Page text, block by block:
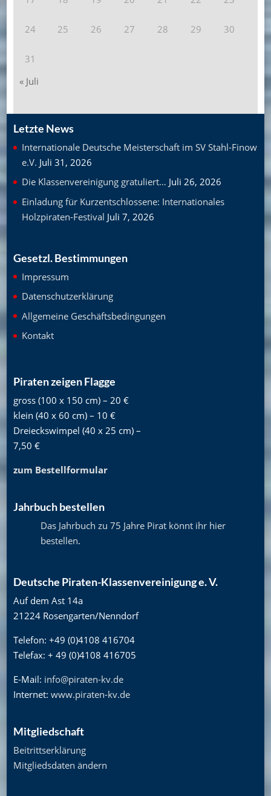
24 25 26 27 28 29 30
31
« Juli
Letzte News
Internationale Deutsche Meisterschaft im SV Stahl-Finow
e.V. Juli 31, 2026
Die Klassenvereinigung gratuliert… Juli 26, 2026
Einladung für Kurzentschlossene: Internationales
Holzpiraten-Festival Juli 7, 2026
Gesetzl. Bestimmungen
Impressum
Datenschutzerklärung
Allgemeine Geschäftsbedingungen
Kontakt
Piraten zeigen Flagge
gross (100 x 150 cm) – 20 €
klein (40 x 60 cm) – 10 €
Dreieckswimpel (40 x 25 cm) –
7,50 €
zum Bestellformular
Jahrbuch bestellen
Das Jahrbuch zu 75 Jahre Pirat könnt ihr hier
bestellen.
Deutsche Piraten-Klassenvereinigung e. V.
Auf dem Ast 14a
21224 Rosengarten/Nenndorf
Telefon: +49 (0)4108 416704
Telefax: + 49 (0)4108 416705
E-Mail: info@piraten-kv.de
Internet: www.piraten-kv.de
Mitgliedschaft
Beitrittserklärung
Mitgliedsdaten ändern